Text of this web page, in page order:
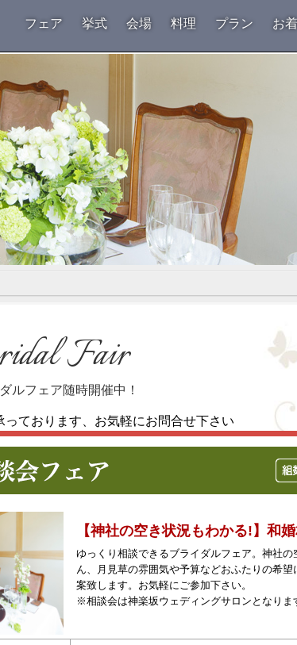
フェア 挙式 会場 料理 プラン お
Fair
ルフェア随時開催中！
ております、 お気軽にお問合せ下さい
【神社の空き状況もわかる!】和
ゆっくり相談できるブライダルフェア。神社の
ん、月見草の雰囲気や予算などおふたりの希望
案致します。お気軽にご参加下さい。
※相談会は神楽坂ウェディングサロンとなりま